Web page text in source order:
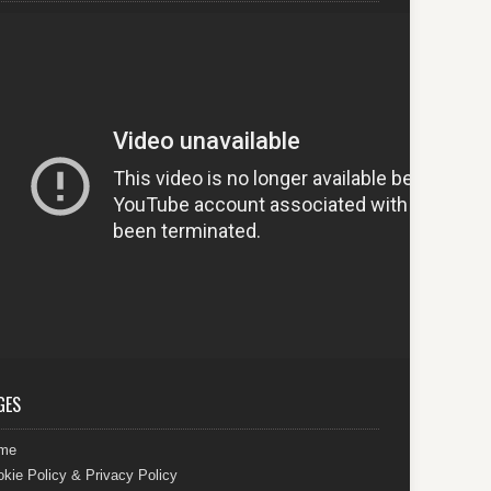
Policy & Privacy Policy